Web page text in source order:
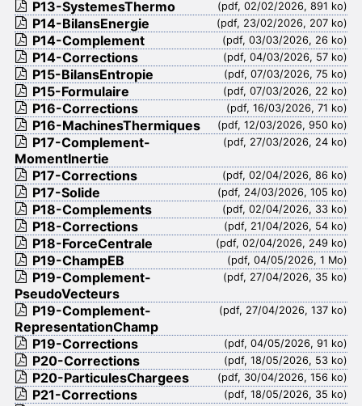
(pdf, 02/02/2026, 891 ko)
P13-SystemesThermo
(pdf, 23/02/2026, 207 ko)
P14-BilansEnergie
(pdf, 03/03/2026, 26 ko)
P14-Complement
(pdf, 04/03/2026, 57 ko)
P14-Corrections
(pdf, 07/03/2026, 75 ko)
P15-BilansEntropie
(pdf, 07/03/2026, 22 ko)
P15-Formulaire
(pdf, 16/03/2026, 71 ko)
P16-Corrections
(pdf, 12/03/2026, 950 ko)
P16-MachinesThermiques
(pdf, 27/03/2026, 24 ko)
P17-Complement-
MomentInertie
(pdf, 02/04/2026, 86 ko)
P17-Corrections
(pdf, 24/03/2026, 105 ko)
P17-Solide
(pdf, 02/04/2026, 33 ko)
P18-Complements
(pdf, 21/04/2026, 54 ko)
P18-Corrections
(pdf, 02/04/2026, 249 ko)
P18-ForceCentrale
(pdf, 04/05/2026, 1 Mo)
P19-ChampEB
(pdf, 27/04/2026, 35 ko)
P19-Complement-
PseudoVecteurs
(pdf, 27/04/2026, 137 ko)
P19-Complement-
RepresentationChamp
(pdf, 04/05/2026, 91 ko)
P19-Corrections
(pdf, 18/05/2026, 53 ko)
P20-Corrections
(pdf, 30/04/2026, 156 ko)
P20-ParticulesChargees
(pdf, 18/05/2026, 35 ko)
P21-Corrections